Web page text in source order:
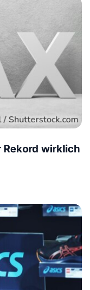
Rekord wirklich